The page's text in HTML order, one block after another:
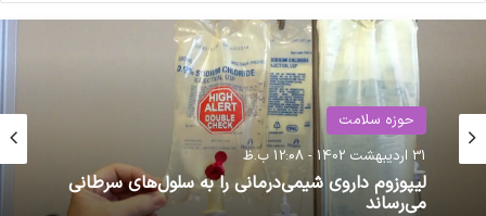
حوزه سلامت
31 اردیبهشت 1402 - 12:08 ب.ظ
لیپوزوم داروی شیمی‌درمانی را به سلول‌های سرطانی
می‌رساند